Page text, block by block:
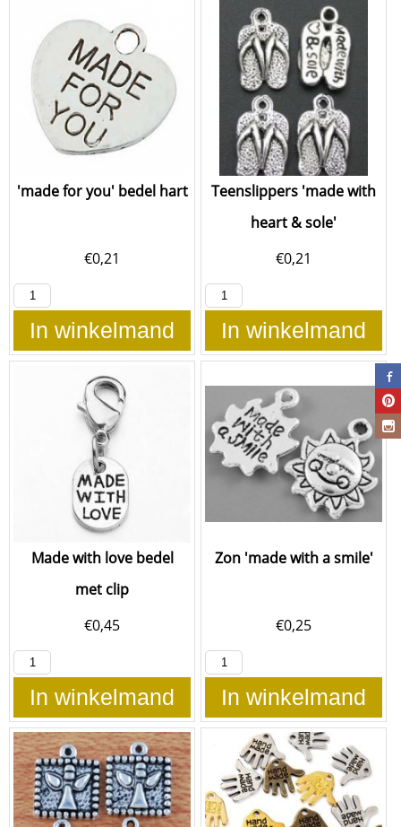
'made for you' bedel hart
€0,21
In winkelmand
Teenslippers 'made with
heart & sole'
€0,21
In winkelmand
Made with love bedel
met clip
€0,45
In winkelmand
Zon 'made with a smile'
€0,25
In winkelmand